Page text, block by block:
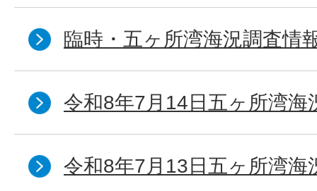
臨時・五ヶ所湾海況調査情
令和8年7月14日五ヶ所湾海
令和8年7月13日五ヶ所湾海